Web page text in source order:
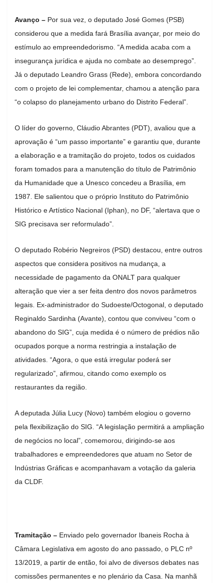
Avanço – Por sua vez, o deputado José Gomes (PSB)
considerou que a medida fará Brasília avançar, por meio do
estímulo ao empreendedorismo. “A medida acaba com a
insegurança jurídica e ajuda no combate ao desemprego”.
Já o deputado Leandro Grass (Rede), embora concordando
com o projeto de lei complementar, chamou a atenção para
“o colapso do planejamento urbano do Distrito Federal”.
O líder do governo, Cláudio Abrantes (PDT), avaliou que a
aprovação é “um passo importante” e garantiu que, durante
a elaboração e a tramitação do projeto, todos os cuidados
foram tomados para a manutenção do título de Patrimônio
da Humanidade que a Unesco concedeu a Brasília, em
1987. Ele salientou que o próprio Instituto do Patrimônio
Histórico e Artístico Nacional (Iphan), no DF, “alertava que o
SIG precisava ser reformulado”.
O deputado Robério Negreiros (PSD) destacou, entre outros
aspectos que considera positivos na mudança, a
necessidade de pagamento da ONALT para qualquer
alteração que vier a ser feita dentro dos novos parâmetros
legais. Ex-administrador do Sudoeste/Octogonal, o deputado
Reginaldo Sardinha (Avante), contou que conviveu “com o
abandono do SIG”, cuja medida é o número de prédios não
ocupados porque a norma restringia a instalação de
atividades. “Agora, o que está irregular poderá ser
regularizado”, afirmou, citando como exemplo os
restaurantes da região.
A deputada Júlia Lucy (Novo) também elogiou o governo
pela flexibilização do SIG. “A legislação permitirá a ampliação
de negócios no local”, comemorou, dirigindo-se aos
trabalhadores e empreendedores que atuam no Setor de
Indústrias Gráficas e acompanhavam a votação da galeria
da CLDF.
Tramitação – Enviado pelo governador Ibaneis Rocha à
Câmara Legislativa em agosto do ano passado, o PLC nº
13/2019, a partir de então, foi alvo de diversos debates nas
comissões permanentes e no plenário da Casa. Na manhã